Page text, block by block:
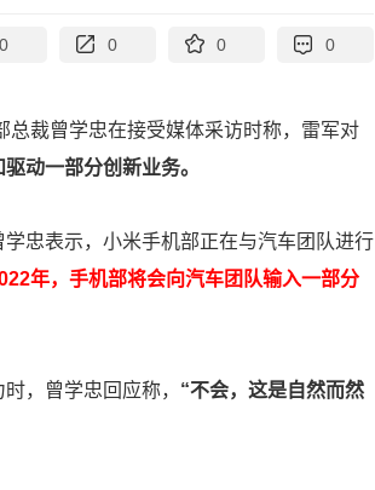
0 0 0 0
裁曾学忠在接受媒体采访时称，雷军对
动一部分创新业务。
忠表示，小米手机部正在与汽车团队进行
年，手机部将会向汽车团队输入一部分
，曾学忠回应称， “不会，这是自然而然